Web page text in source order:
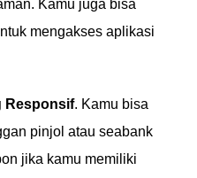
Kamu juga bisa
mengakses aplikasi
Responsif. Kamu bisa
pinjol atau seabank
jika kamu memiliki